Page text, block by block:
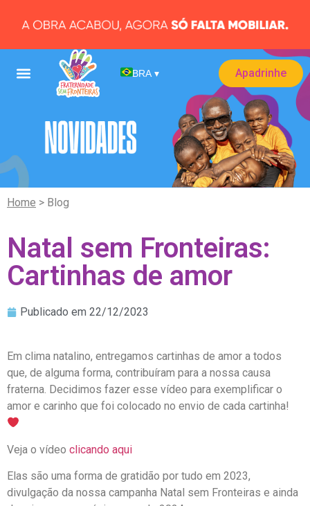
BRA ▾ Apadrinhe
Home > Blog
Natal sem Fronteiras:
Cartinhas de amor
Publicado em 22/12/2023
Em clima natalino, entregamos cartinhas de amor a todos
que, de alguma forma, contribuíram para a nossa causa
fraterna. Decidimos fazer esse vídeo para exemplificar o
amor e carinho que foi colocado no envio de cada cartinha!
Veja o vídeo clicando aqui
Elas são uma forma de gratidão por tudo em 2023,
divulgação da nossa campanha Natal sem Fronteiras e ainda